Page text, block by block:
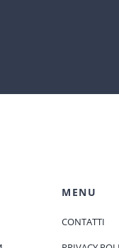
MENU
CONTATTI